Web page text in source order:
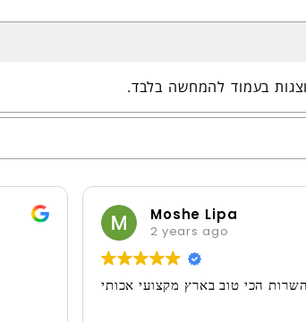
בעמוד להמחשה בלבד.
Moshe Lipa
2 years ago
השרות הכי טוב בארץ מקצועי אכותי